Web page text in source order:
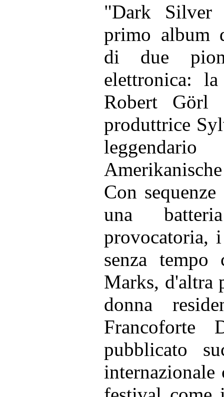
"Dark
primo album
di due
elettronica:
Robert
produttrice
Con
una
provocatoria,
senza
Marks, d'altra
donna
Francoforte
pubblicato